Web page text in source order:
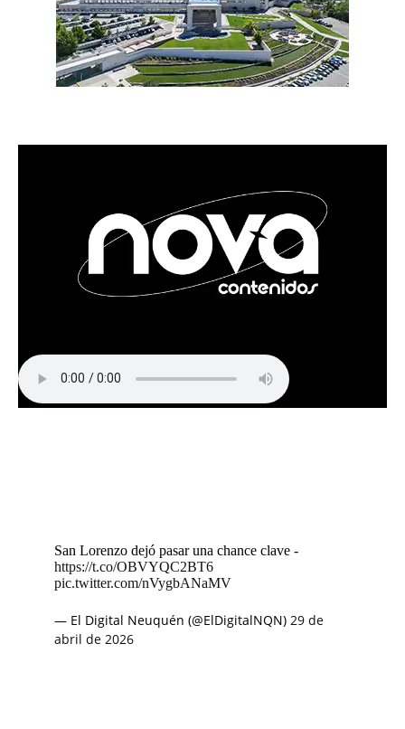
San Lorenzo dejó pasar una chance clave -
https://t.co/OBVYQC2BT6
pic.twitter.com/nVygbANaMV
— El Digital Neuquén (@ElDigitalNQN) 29 de
abril de 2026